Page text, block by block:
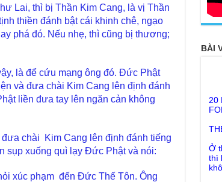
Lai, thì bị Thần Kim Cang, là vị Thần
thiền đánh bật cái khinh chê, ngạo
phá đó. Nếu nhẹ, thì cũng bị thương;
là để cứu mạng ông đó. Đức Phật
và đưa chài Kim Cang lên định đánh
liền đưa tay lên ngăn cản không
chài Kim Cang lên định đánh tiếng
sụp xuống quì lạy Đức Phật và nói:
xúc phạm đến Đức Thế Tôn. Ông
BÀI
Ở
tu